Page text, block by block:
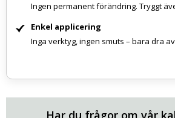
Ingen permanent förändring. Tryggt
Enkel applicering
Inga verktyg, ingen smuts – bara dra
Har du frågor om vår